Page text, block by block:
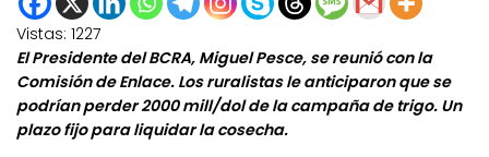
Vistas: 1227
El Presidente del BCRA, Miguel Pesce, se reunió con la
Comisión de Enlace. Los ruralistas le anticiparon que se
podrían perder 2000 mill/dol de la campaña de trigo. Un
plazo fijo para liquidar la cosecha.